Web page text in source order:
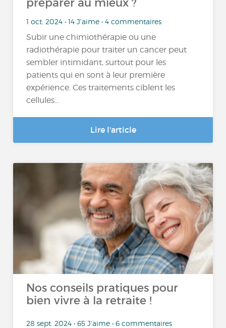
préparer au mieux ?
1 oct. 2024 • 14 J'aime • 4 commentaires
Subir une chimiothérapie ou une
radiothérapie pour traiter un cancer peut
sembler intimidant, surtout pour les
patients qui en sont à leur première
expérience. Ces traitements ciblent les
cellules...
Lire l'article
Nos conseils pratiques pour
bien vivre à la retraite !
28 sept. 2024 • 65 J'aime • 6 commentaires